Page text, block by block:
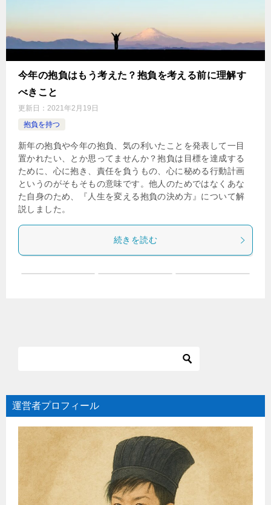
今年の抱負はもう考えた？抱負を考える前に理解す
べきこと
更新日： 2021年2月19日
抱負を持つ
新年の抱負や今年の抱負、気の利いたことを発表して一目
置かれたい、とか思ってませんか？抱負は目標を達成する
ために、心に抱き、責任を負うもの、心に秘める行動計画
というのがそもそもの意味です。他人のためではなくあな
た自身のため、『人生を変える抱負の決め方』について解
説しました。
続きを読む
運営者プロフィール